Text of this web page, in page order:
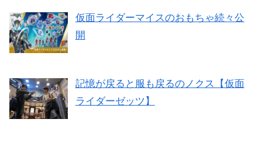
仮面ライダーマイスのおもちゃ続々公
開
記憶が戻ると服も戻るのノクス【仮面
ライダーゼッツ】